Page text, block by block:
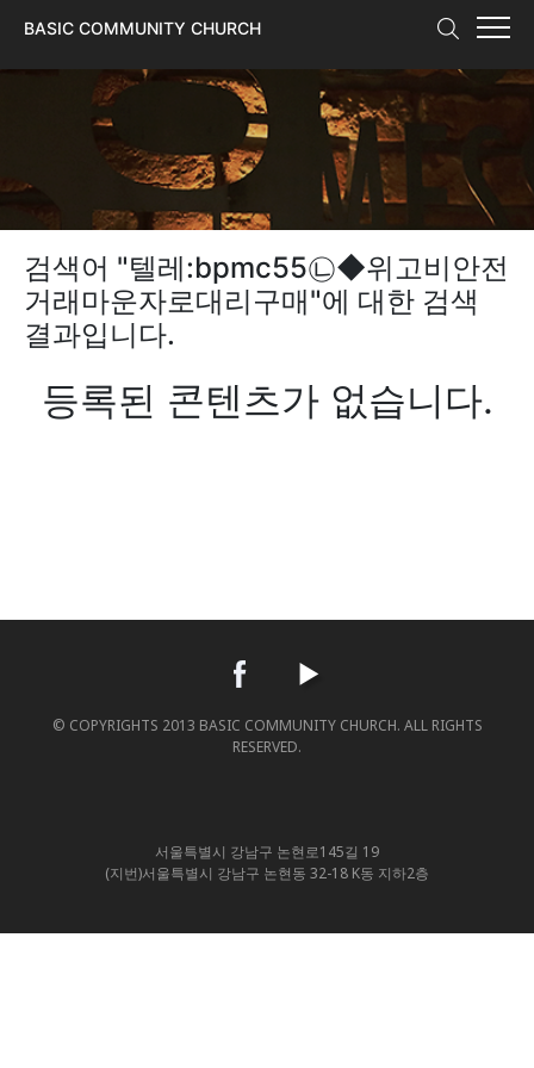
BASIC COMMUNITY CHURCH
검색어 "텔레:bpmc55㉡◆위고비안전
거래마운자로대리구매"에 대한 검색
결과입니다.
등록된 콘텐츠가 없습니다.
© COPYRIGHTS 2013 BASIC COMMUNITY CHURCH. ALL RIGHTS
RESERVED.
서울특별시 강남구 논현로145길 19
(지번)서울특별시 강남구 논현동 32-18 K동 지하2층